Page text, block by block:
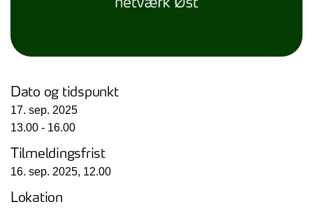
Dato og tidspunkt
17. sep. 2025
13.00 - 16.00
Tilmeldingsfrist
16. sep. 2025, 12.00
Lokation